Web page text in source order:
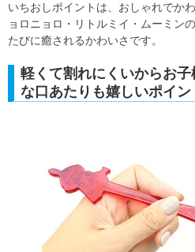
いちおしポイントは、おしゃれでか
ョロニョロ・リトルミイ・ムーミン
たびに癒されるかわいさです。
軽くて割れにくいからお
な口あたりも嬉しいポイン